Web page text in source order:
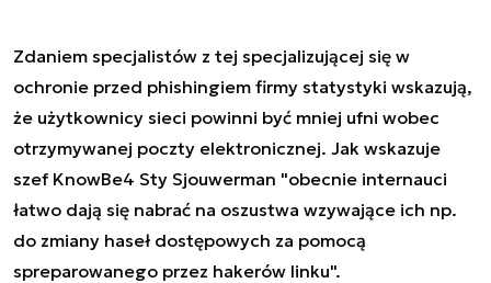
Zdaniem specjalistów z tej specjalizującej się w
ochronie przed phishingiem firmy statystyki wskazują,
że użytkownicy sieci powinni być mniej ufni wobec
otrzymywanej poczty elektronicznej. Jak wskazuje
szef KnowBe4 Sty Sjouwerman "obecnie internauci
łatwo dają się nabrać na oszustwa wzywające ich np.
do zmiany haseł dostępowych za pomocą
spreparowanego przez hakerów linku".